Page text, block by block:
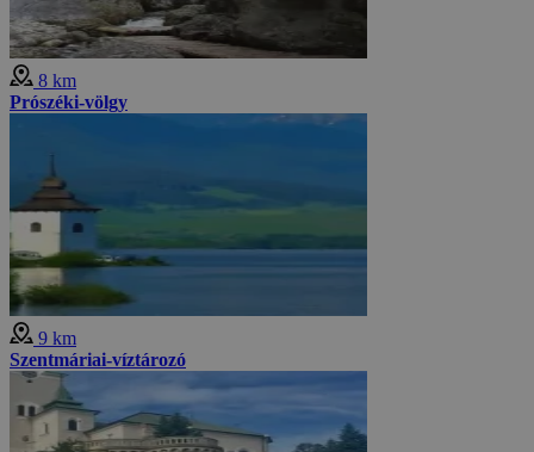
8 km
Prószéki-völgy
9 km
Szentmáriai-víztározó